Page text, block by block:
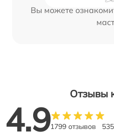
Вы можете
Отзывы
4.91799 отзывов